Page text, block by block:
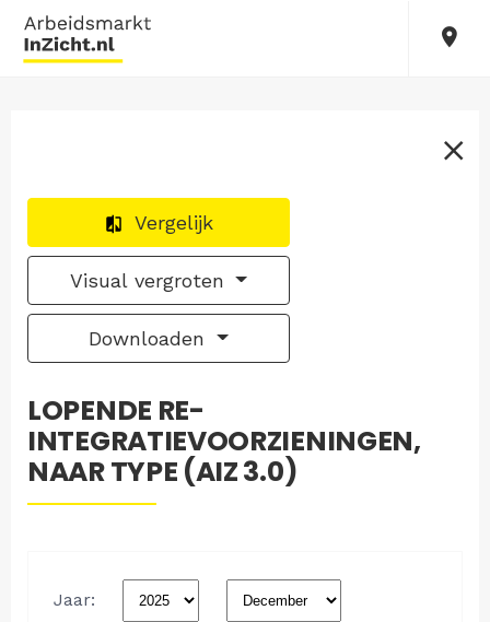
Vergelijk
Visual vergroten
Downloaden
LOPENDE RE-
INTEGRATIEVOORZIENINGEN,
NAAR TYPE (AIZ 3.0)